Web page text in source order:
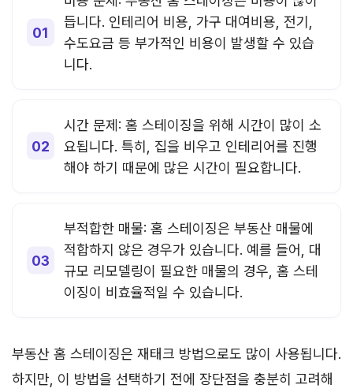
듭니다. 인테리어 비용, 가구 대여비용, 전기,
수도요금 등 부가적인 비용이 발생할 수 있습
니다.
시간 문제: 홈 스테이징을 위해 시간이 많이 소
요됩니다. 특히, 집을 비우고 인테리어를 진행
해야 하기 때문에 많은 시간이 필요합니다.
부적합한 매물: 홈 스테이징은 부동산 매물에
적합하지 않은 경우가 있습니다. 예를 들어, 대
규모 리모델링이 필요한 매물의 경우, 홈 스테
이징이 비효율적일 수 있습니다.
부동산 홈 스테이징은 재태크 방법으로도 많이 사용됩니다.
하지만, 이 방법을 선택하기 전에 장단점을 충분히 고려해